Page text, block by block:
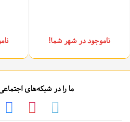
ناموجود در شهر شما!
ما را در شبکه‌های